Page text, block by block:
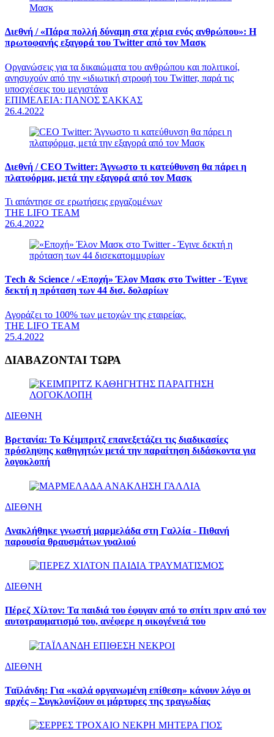
Διεθνή / «Πάρα πολλή δύναμη στα χέρια ενός ανθρώπου»: Η
πρωτοφανής εξαγορά του Twitter από τον Μασκ
Οργανώσεις για τα δικαιώματα του ανθρώπου και πολιτικοί,
ανησυχούν από την «ιδιωτική στροφή του Twitter, παρά τις
υποσχέσεις του μεγιστάνα
ΕΠΙΜΕΛΕΙΑ: ΠΑΝΟΣ ΣΑΚΚΑΣ
26.4.2022
Διεθνή /CEO Twitter: Άγνωστο τι κατεύθυνση θα πάρει η
πλατφόρμα, μετά την εξαγορά από τον Μασκ
Τι απάντησε σε ερωτήσεις εργαζομένων
THE LIFO TEAM
26.4.2022
Τech & Science / «Εποχή» Έλον Μασκ στο Twitter - Έγινε
δεκτή η πρόταση των 44 δισ. δολαρίων
Αγοράζει το 100% των μετοχών της εταιρείας.
THE LIFO TEAM
25.4.2022
ΔΙΑΒΑΖΟΝΤΑΙ ΤΩΡΑ
ΔΙΕΘΝΗ
Βρετανία: Το Κέιμπριτζ επανεξετάζει τις διαδικασίες
πρόσληψης καθηγητών μετά την παραίτηση διδάσκοντα για
λογοκλοπή
ΔΙΕΘΝΗ
Ανακλήθηκε γνωστή μαρμελάδα στη Γαλλία - Πιθανή
παρουσία θραυσμάτων γυαλιού
ΔΙΕΘΝΗ
Πέρεζ Χίλτον: Τα παιδιά του έφυγαν από το σπίτι πριν από τον
αυτοτραυματισμό του, ανέφερε η οικογένειά του
ΔΙΕΘΝΗ
Ταϊλάνδη: Για «καλά οργανωμένη επίθεση» κάνουν λόγο οι
αρχές – Συγκλονίζουν οι μάρτυρες της τραγωδίας